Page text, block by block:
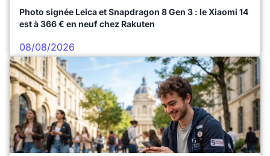
Photo signée Leica et Snapdragon 8 Gen 3 : le Xiaomi 14
est à 366 € en neuf chez Rakuten
08/08/2026